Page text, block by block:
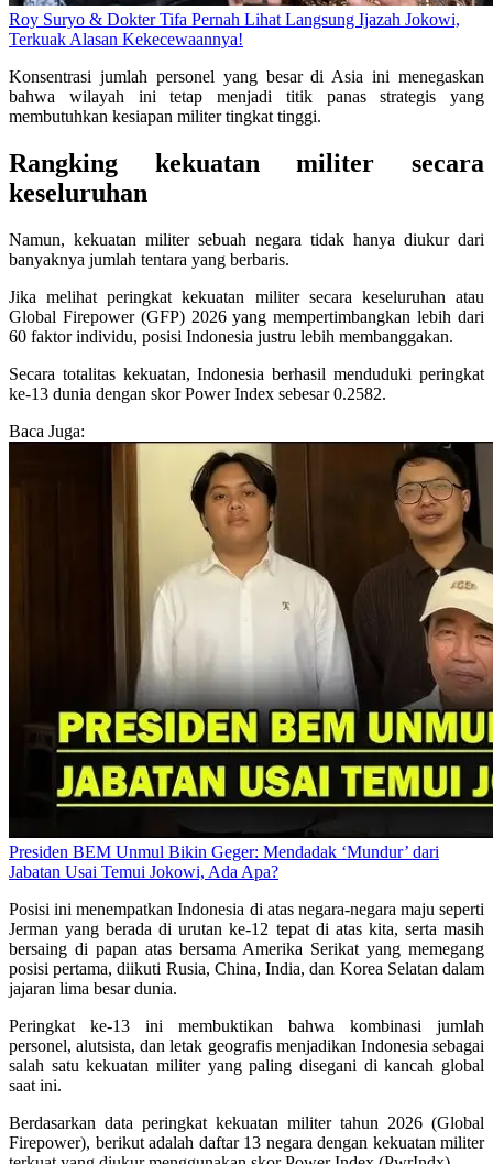
Roy Suryo & Dokter Tifa Pernah Lihat Langsung Ijazah Jokowi,
Terkuak Alasan Kekecewaannya!
Konsentrasi jumlah personel yang besar di Asia ini menegaskan
bahwa wilayah ini tetap menjadi titik panas strategis yang
membutuhkan kesiapan militer tingkat tinggi.
Rangking kekuatan militer secara
keseluruhan
Namun, kekuatan militer sebuah negara tidak hanya diukur dari
banyaknya jumlah tentara yang berbaris.
Jika melihat peringkat kekuatan militer secara keseluruhan atau
Global Firepower (GFP) 2026 yang mempertimbangkan lebih dari
60 faktor individu, posisi Indonesia justru lebih membanggakan.
Secara totalitas kekuatan, Indonesia berhasil menduduki peringkat
ke-13 dunia dengan skor Power Index sebesar 0.2582.
Baca Juga:
Presiden BEM Unmul Bikin Geger: Mendadak ‘Mundur’ dari
Jabatan Usai Temui Jokowi, Ada Apa?
Posisi ini menempatkan Indonesia di atas negara-negara maju seperti
Jerman yang berada di urutan ke-12 tepat di atas kita, serta masih
bersaing di papan atas bersama Amerika Serikat yang memegang
posisi pertama, diikuti Rusia, China, India, dan Korea Selatan dalam
jajaran lima besar dunia.
Peringkat ke-13 ini membuktikan bahwa kombinasi jumlah
personel, alutsista, dan letak geografis menjadikan Indonesia sebagai
salah satu kekuatan militer yang paling disegani di kancah global
saat ini.
Berdasarkan data peringkat kekuatan militer tahun 2026 (Global
Firepower), berikut adalah daftar 13 negara dengan kekuatan militer